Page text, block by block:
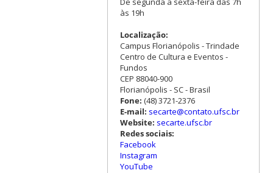
às 19h
Localização:
Campus Florianópolis - Trindade
Centro de Cultura e Eventos -
Fundos
CEP 88040-900
Florianópolis - SC - Brasil
Fone: (48) 3721-2376
E-mail: secarte@contato.ufsc.br
Website: secarte.ufsc.br
Redes sociais:
Facebook
Instagram
YouTube